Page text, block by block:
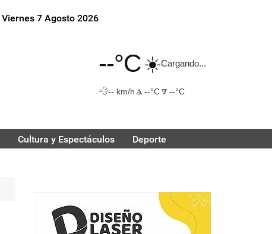
Viernes 7 Agosto 2026
--°C☀️Cargando...
💨-- km/h 🔼 --°C🔽 --°C
Cultura y Espectáculos Deporte